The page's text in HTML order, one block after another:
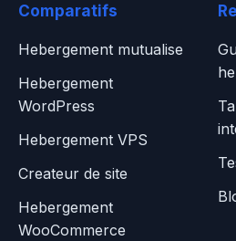
Comparatifs
Hebergement mutualise
Hebergement
WordPress
Hebergement VPS
Createur de site
Hebergement
WooCommerce